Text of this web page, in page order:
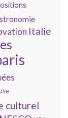
Italie
culturel